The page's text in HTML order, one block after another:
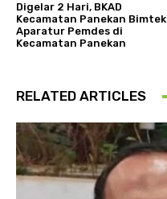
Digelar 2 Hari, BKAD
Kecamatan Panekan Bimtek
Aparatur Pemdes di
Kecamatan Panekan
RELATED ARTICLES